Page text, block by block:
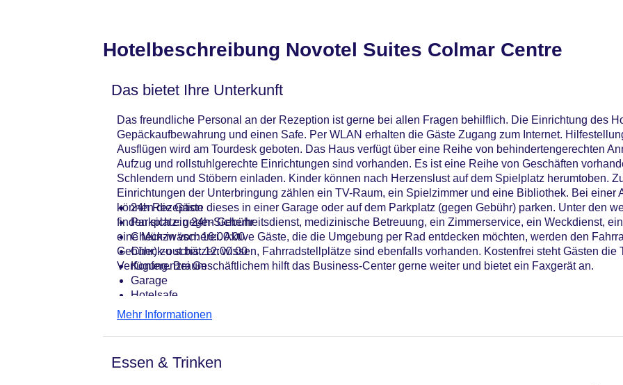
Hotelbeschreibung Novotel Suites Colmar Centre
Das bietet Ihre Unterkunft
Das freundliche Personal an der Rezeption ist gerne bei allen Fragen behilflich. Die Einrichtung des
Gepäckaufbewahrung und einen Safe. Per WLAN erhalten die Gäste Zugang zum Internet.
Ausflügen wird am Tourdesk geboten. Das Haus verfügt über eine Reihe von behindertengerechten
Aufzug und rollstuhlgerechte Einrichtungen sind vorhanden. Es ist eine Reihe von Geschäften
Schlendern und Stöbern einladen. Kinder können nach Herzenslust auf dem Spielplatz herumtoben.
Einrichtungen der Unterbringung zählen ein TV-Raum, ein Spielzimmer und eine Bibliothek. Bei einer
können die Gäste dieses in einer Garage oder auf dem Parkplatz (gegen Gebühr) parken. Unter den
finden sich ein 24h-Sicherheitsdienst, medizinische Betreuung, ein Zimmerservice, ein Weckdienst,
eine Münzwäscherei. Aktive Gäste, die die Umgebung per Rad entdecken möchten, werden den
Gebühr) zu schätzen wissen, Fahrradstellplätze sind ebenfalls vorhanden. Kostenfrei steht Gästen die
Verfügung. Bei Geschäftlichem hilft das Business-Center gerne weiter und bietet ein Faxgerät an.
24h Rezeption
Parkplatz: gegen Gebühr
Check-in von: 16:00:00
Check-out bis: 12:00:00
Konferenzraum
Garage
Hotelsafe
WLAN/WiFi im Hotel
Anzahl der Aufzüge: 1
Zimmerservice
Mehr Informationen
Essen & Trinken